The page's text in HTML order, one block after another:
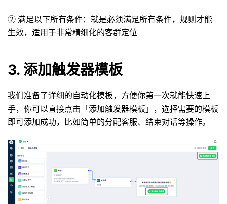
② 满足以下所有条件：就是必须满足所有条件，规则才能
生效，适用于非常精细化的客群定位
3. 添加触发器模板
我们准备了详细的自动化模板，方便你第一次就能快速上
手，你可以直接点击「添加触发器模板」，选择需要的模板
即可添加成功，比如简单的分配客服、结束对话等操作。